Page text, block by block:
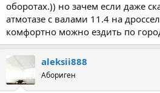
оборотах.)) но зачем если даже
атмотазе с валами 11.4 на
комфортно можно ездить по
aleksii888
Абориген